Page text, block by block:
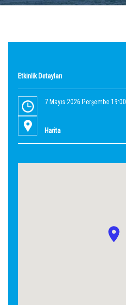
Etkinlik Detayları
7 Mayıs 2026 Perşembe 19:00
Harita